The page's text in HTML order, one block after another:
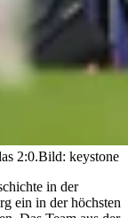
2:0.Bild: keystone
in der
ein in der höchsten